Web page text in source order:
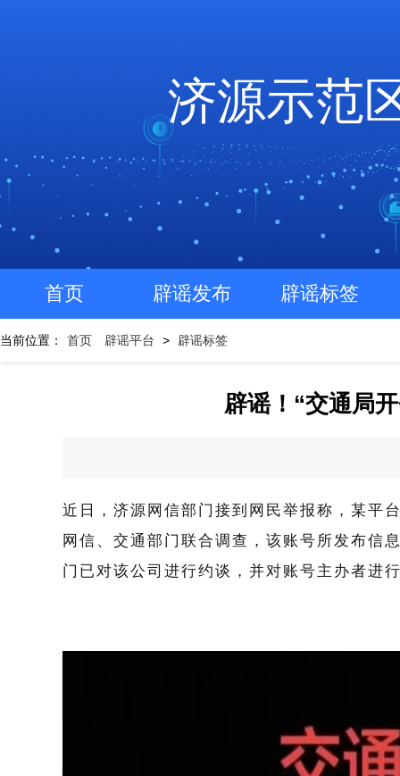
济源示范
首页 辟谣发布 辟谣标签
当前位置： 首页 辟谣平台 > 辟谣标签
辟谣！“交通局
近日，济源网信部门接到网民举报称，某平
网信、交通部门联合调查，该账号所发布信
门已对该公司进行约谈，并对账号主办者进